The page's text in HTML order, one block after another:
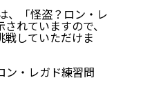
、「怪盗？ロン・レ
れていますので、
戦していただけま
ン・レガド練習問